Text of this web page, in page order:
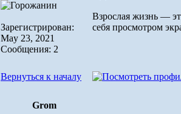
Зарегистрирован:
May 23, 2021
Сообщения: 2
Взрослая жизнь —
себя просмотром
Вернуться к началу
Grom